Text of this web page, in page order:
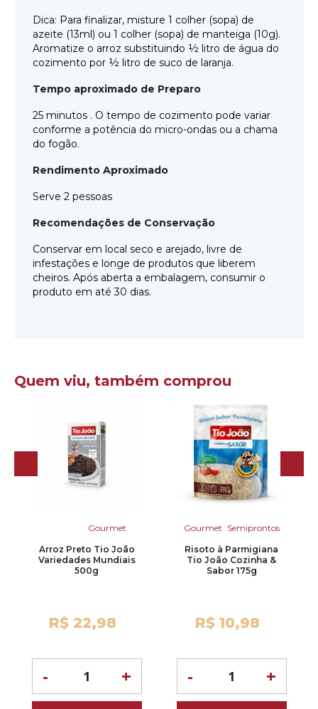
Dica: Para finalizar, misture 1 colher (sopa) de
azeite (13ml) ou 1 colher (sopa) de manteiga (10g).
Aromatize o arroz substituindo ½ litro de água do
cozimento por ½ litro de suco de laranja.
Tempo aproximado de Preparo
25 minutos . O tempo de cozimento pode variar
conforme a potência do micro-ondas ou a chama
do fogão.
Rendimento Aproximado
Serve 2 pessoas
Recomendações de Conservação
Conservar em local seco e arejado, livre de
infestações e longe de produtos que liberem
cheiros. Após aberta a embalagem, consumir o
produto em até 30 dias.
Quem viu, também comprou
Gourmet
Arroz Preto Tio João
Variedades Mundiais
500g
R$ 22,98
+
-
Gourmet Semiprontos
Risoto à Parmigiana
Tio João Cozinha &
Sabor 175g
R$ 10,98
+
-